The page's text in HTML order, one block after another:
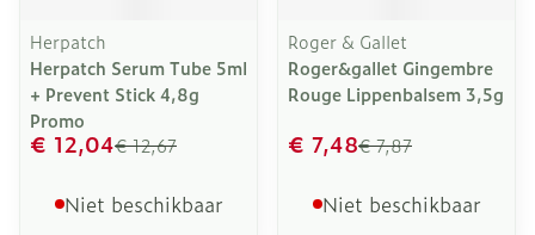
Herpatch
Herpatch Serum Tube 5ml
+ Prevent Stick 4,8g
Promo
€ 12,67
€ 12,04
Niet beschikbaar
Roger & Gallet
Roger&gallet Gingembre
Rouge Lippenbalsem 3,5g
€ 7,87
€ 7,48
Niet beschikbaar